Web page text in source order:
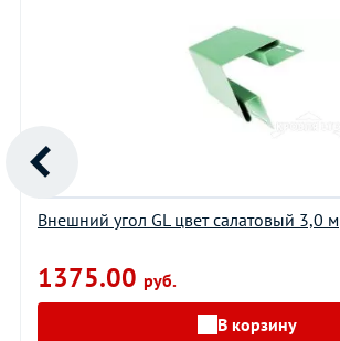
Внешний угол GL цвет салатовый 3,0 м
1375.00 руб.
В корзину